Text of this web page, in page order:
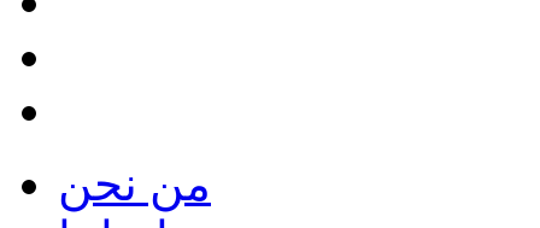
من نحن